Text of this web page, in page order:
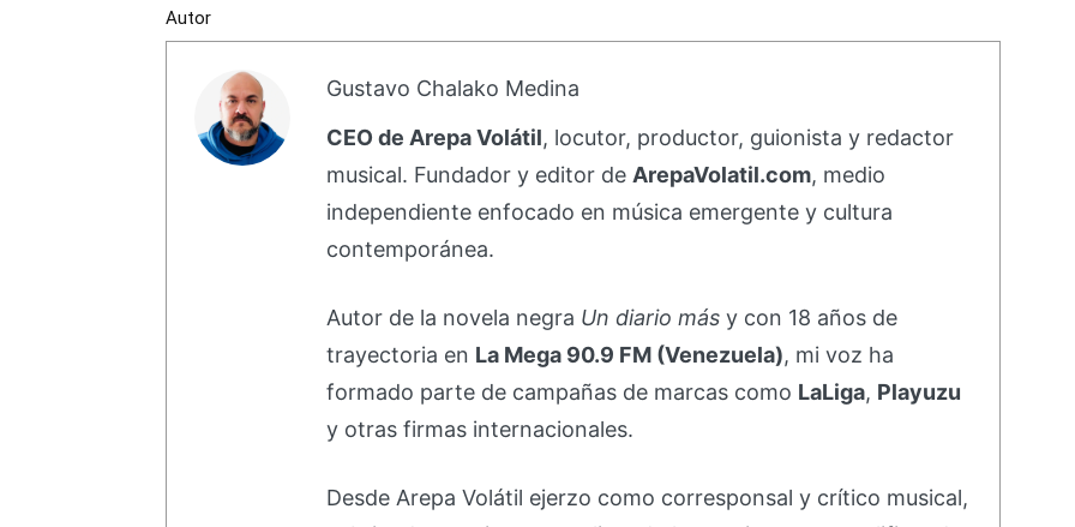
Autor
Gustavo Chalako Medina
CEO de Arepa Volátil, locutor, productor, guionista y redactor
musical. Fundador y editor de ArepaVolatil.com, medio
independiente enfocado en música emergente y cultura
contemporánea.
Autor de la novela negra Un diario másy con 18 años de
trayectoria en La Mega 90.9 FM (Venezuela), mi voz ha
formado parte de campañas de marcas como LaLiga, Playuzu
y otras firmas internacionales.
Desde Arepa Volátil ejerzo como corresponsal y crítico musical,